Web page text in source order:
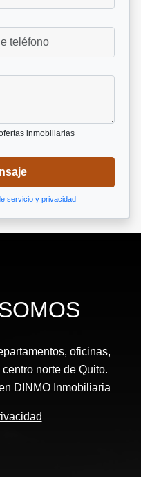
inmobiliarias
servicio y privacidad
oficinas,
norte de Quito.
DINMO Inmobiliaria